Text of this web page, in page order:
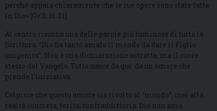
perché appaia chiaramente che le sue opere sono state fatte
in Dio» (Gv 3, 16-21).
Al centro risuona una delle parole più luminose di tutta la
Scrittura: “Dio ha tanto amato il mondo da dare il Figlio
unigenito”. Non è una dichiarazione astratta, ma il cuore
stesso del Vangelo. Tutto nasce da qui: da un amore che
prende l’iniziativa.
Colpisce che questo amore sia rivolto al “mondo”, cioè alla
realtà concreta, ferita, contraddittoria. Dio non ama